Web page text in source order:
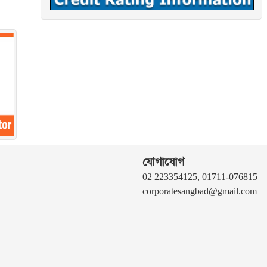
যোগাযোগ
02 223354125, 01711-076815
corporatesangbad@gmail.com